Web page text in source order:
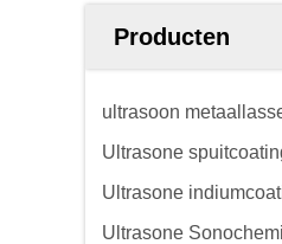
Producten
ultrasoon
Ultrasone
Ultrasone
Ultrasone